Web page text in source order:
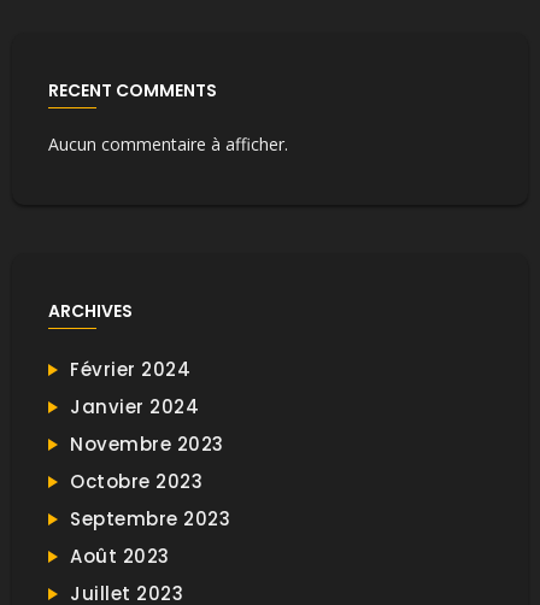
RECENT COMMENTS
Aucun commentaire à afficher.
ARCHIVES
Février 2024
Janvier 2024
Novembre 2023
Octobre 2023
Septembre 2023
Août 2023
Juillet 2023